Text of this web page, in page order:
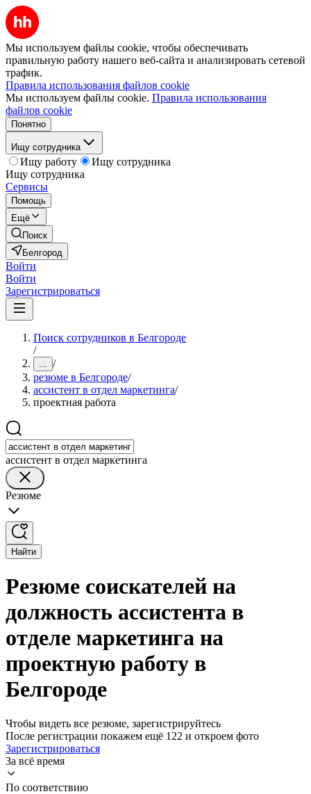
Мы используем файлы cookie, чтобы обеспечивать
правильную работу нашего веб-сайта и анализировать сетевой
трафик.
Правила использования файлов cookie
Мы используем файлы cookie. Правила использования
файлов cookie
Понятно
Ищу сотрудника
Ищу работу
Ищу сотрудника
Ищу сотрудника
Сервисы
Помощь
Ещё
Поиск
Белгород
Войти
Войти
Зарегистрироваться
Поиск сотрудников в Белгороде
/
... /
резюме в Белгороде/
ассистент в отдел маркетинга/
проектная работа
ассистент в отдел маркетинга
Резюме
Найти
Резюме соискателей на
должность ассистента в
отделе маркетинга на
проектную работу в
Белгороде
Чтобы видеть все резюме, зарегистрируйтесь
После регистрации покажем ещё 122 и откроем фото
Зарегистрироваться
За всё время
По соответствию